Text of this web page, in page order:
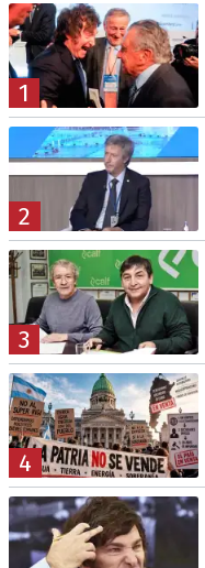
1
2
3
4